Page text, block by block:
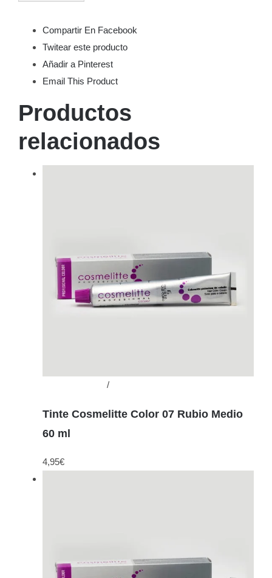
Compartir En Facebook
Twitear este producto
Añadir a Pinterest
Email This Product
Productos
relacionados
/
Tinte Cosmelitte Color 07 Rubio Medio
60 ml
4,95€